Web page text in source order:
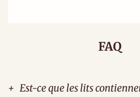
FAQ
+ Est-ce que les lits